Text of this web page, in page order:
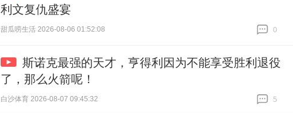
利文复仇盛宴
甜瓜唠生活 2026-08-06 01:52:08
0
斯诺克最强的天才，亨得利因为不能享受胜利退役
了，那么火箭呢！
白沙体育 2026-08-07 09:45:32
5